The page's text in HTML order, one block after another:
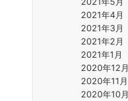
2021年4月
2021年3月
2021年2月
2021年1月
2020年12月
2020年11月
2020年10月